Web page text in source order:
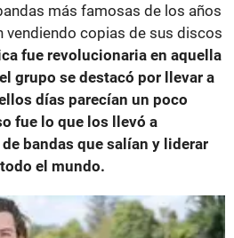
más famosas de los años
vendiendo copias de sus discos
fue revolucionaria en aquella
grupo se destacó por llevar a
días parecían un poco
fue lo que los llevó a
bandas que salían y liderar
el mundo.